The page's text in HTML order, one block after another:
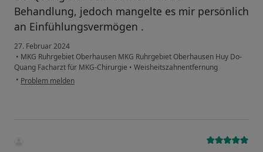
Behandlung, jedoch mangelte es mir persönlich
an Einfühlungsvermögen .
27. Februar 2024
• MKG Ruhrgebiet Oberhausen MKG Ruhrgebiet Oberhausen Huy Do-
Quang Facharzt für MKG-Chirurgie • Weisheitszahnentfernung
• Problem melden